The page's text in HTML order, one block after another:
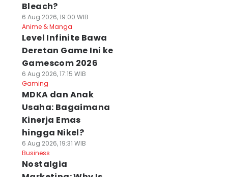
Bleach?
6 Aug 2026, 19:00 WIB
Anime & Manga
Level Infinite Bawa
Deretan Game Ini ke
Gamescom 2026
6 Aug 2026, 17:15 WIB
Gaming
MDKA dan Anak
Usaha: Bagaimana
Kinerja Emas
hingga Nikel?
6 Aug 2026, 19:31 WIB
Business
Nostalgia